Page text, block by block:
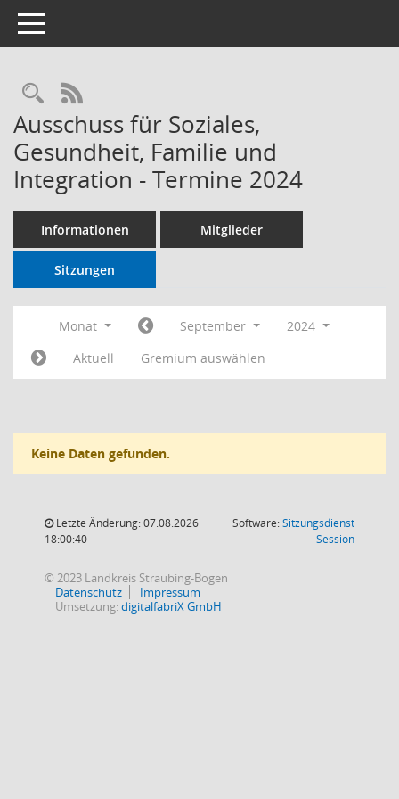
Toggle navigation
RSS-Feed
Ausschuss für Soziales,
Gesundheit, Familie und
Integration - Termine 2024
Informationen Mitglieder
Sitzungen
Monat September
2024
Aktuell
Gremium auswählen
Keine Daten gefunden.
Letzte Änderung: 07.08.2026
18:00:40
Software:Sitzungsdienst
Session(Wird in
© 2023 Landkreis Straubing-Bogen
Datenschutz
Impressum
Umsetzung:digitalfabriX GmbH